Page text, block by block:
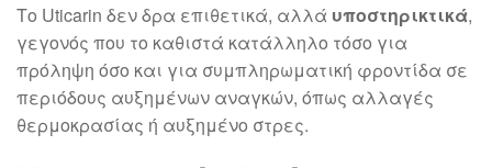
Το Uticarin δεν δρα επιθετικά, αλλά υποστηρικτικά,
γεγονός που το καθιστά κατάλληλο τόσο για
πρόληψη όσο και για συμπληρωματική φροντίδα σε
περιόδους αυξημένων αναγκών, όπως αλλαγές
θερμοκρασίας ή αυξημένο στρες.